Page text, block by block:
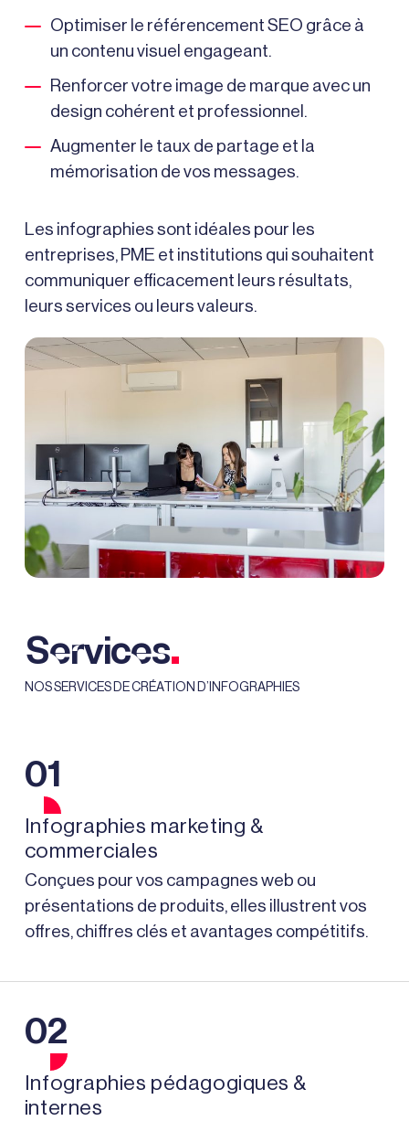
Optimiser le référencement SEO grâce à
un contenu visuel engageant.
Renforcer votre image de marque avec un
design cohérent et professionnel.
Augmenter le taux de partage et la
mémorisation de vos messages.
Les infographies sont idéales pour les
entreprises, PME et institutions qui souhaitent
communiquer efficacement leurs résultats,
leurs services ou leurs valeurs.
Services.
NOS SERVICES DE CRÉATION D’INFOGRAPHIES
01
Infographies marketing &
commerciales
Conçues pour vos campagnes web ou
présentations de produits, elles illustrent vos
offres, chiffres clés et avantages compétitifs.
02
Infographies pédagogiques &
internes